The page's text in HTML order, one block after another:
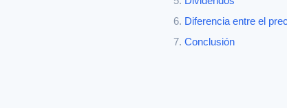
Diferencia entre el
Conclusión